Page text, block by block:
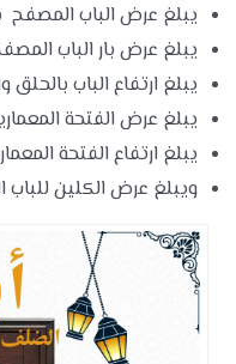
يبلغ عرض الباب المصفح
يبلغ عرض بار الباب المصفح 5
يبلغ ارتفاع الباب بالحلق
يبلغ عرض الفتحة المعمارية
يبلغ ارتفاع الفتحة
ويبلغ عرض الكلين للباب